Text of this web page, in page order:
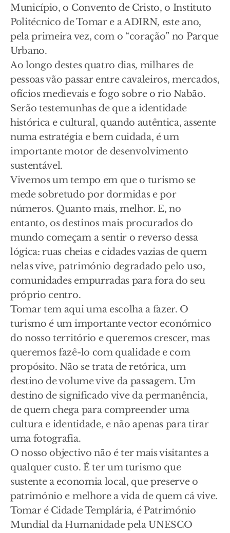
Município, o Convento de Cristo, o Instituto
Politécnico de Tomar e a ADIRN, este ano,
pela primeira vez, com o “coração” no Parque
Urbano.
Ao longo destes quatro dias, milhares de
pessoas vão passar entre cavaleiros, mercados,
ofícios medievais e fogo sobre o rio Nabão.
Serão testemunhas de que a identidade
histórica e cultural, quando autêntica, assente
numa estratégia e bem cuidada, é um
importante motor de desenvolvimento
sustentável.
Vivemos um tempo em que o turismo se
mede sobretudo por dormidas e por
números. Quanto mais, melhor. E, no
entanto, os destinos mais procurados do
mundo começam a sentir o reverso dessa
lógica: ruas cheias e cidades vazias de quem
nelas vive, património degradado pelo uso,
comunidades empurradas para fora do seu
próprio centro.
Tomar tem aqui uma escolha a fazer. O
turismo é um importante vector económico
do nosso território e queremos crescer, mas
queremos fazê-lo com qualidade e com
propósito. Não se trata de retórica, um
destino de volume vive da passagem. Um
destino de significado vive da permanência,
de quem chega para compreender uma
cultura e identidade, e não apenas para tirar
uma fotografia.
O nosso objectivo não é ter mais visitantes a
qualquer custo. É ter um turismo que
sustente a economia local, que preserve o
património e melhore a vida de quem cá vive.
Tomar é Cidade Templária, é Património
Mundial da Humanidade pela UNESCO